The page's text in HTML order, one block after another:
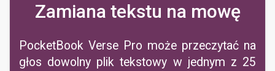
Zamiana tekstu na mowę
PocketBook Verse Pro może przeczytać na
głos dowolny plik tekstowy w jednym z 25